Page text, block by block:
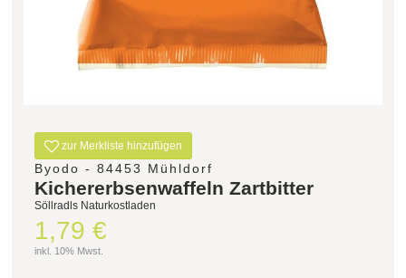
zur Merkliste hinzufügen
Byodo - 84453 Mühldorf
Kichererbsenwaffeln Zartbitter
Söllradls Naturkostladen
1,79 €
inkl. 10% Mwst.